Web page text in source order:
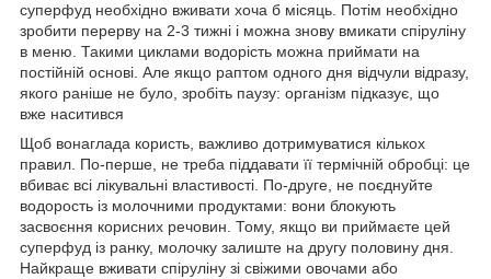
суперфуд необхідно вживати хоча б місяць. Потім необхідно
зробити перерву на 2-3 тижні і можна знову вмикати спіруліну
в меню. Такими циклами водорість можна приймати на
постійній основі. Але якщо раптом одного дня відчули відразу,
якого раніше не було, зробіть паузу: організм підказує, що
вже наситився
Щоб вонаглада користь, важливо дотримуватися кількох
правил. По-перше, не треба піддавати її термічній обробці: це
вбиває всі лікувальні властивості. По-друге, не поєднуйте
водорость із молочними продуктами: вони блокують
засвоєння корисних речовин. Тому, якщо ви приймаєте цей
суперфуд із ранку, молочку залиште на другу половину дня.
Найкраще вживати спіруліну зі свіжими овочами або